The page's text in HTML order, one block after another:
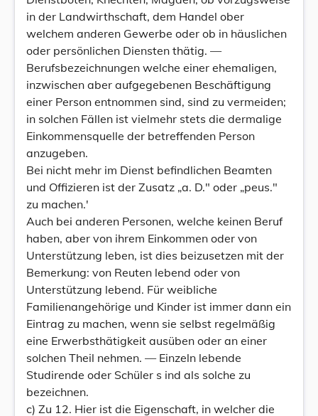
in der Landwirthschaft, dem Handel ober
welchem anderen Gewerbe oder ob in häuslichen
oder persönlichen Diensten thätig. —
Berufsbezeichnungen welche einer ehemaligen,
inzwischen aber aufgegebenen Beschäftigung
einer Person entnommen sind, sind zu vermeiden;
in solchen Fällen ist vielmehr stets die dermalige
Einkommensquelle der betreffenden Person
anzugeben.
Bei nicht mehr im Dienst befindlichen Beamten
und Offizieren ist der Zusatz „a. D." oder „peus."
zu machen.'
Auch bei anderen Personen, welche keinen Beruf
haben, aber von ihrem Einkommen oder von
Unterstützung leben, ist dies beizusetzen mit der
Bemerkung: von Reuten lebend oder von
Unterstützung lebend. Für weibliche
Familienangehörige und Kinder ist immer dann ein
Eintrag zu machen, wenn sie selbst regelmäßig
eine Erwerbsthätigkeit ausüben oder an einer
solchen Theil nehmen. — Einzeln lebende
Studirende oder Schüler s ind als solche zu
bezeichnen.
c) Zu 12. Hier ist die Eigenschaft, in welcher die